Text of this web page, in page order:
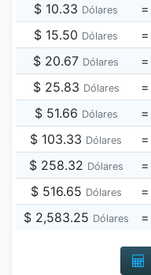
$ 10.33 Dólares =
$ 15.50 Dólares =
$ 20.67 Dólares =
$ 25.83 Dólares =
$ 51.66 Dólares =
$ 103.33 Dólares =
$ 258.32 Dólares =
$ 516.65 Dólares =
$ 2,583.25 Dólares =